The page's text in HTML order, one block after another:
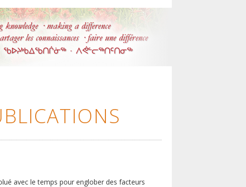
avec le temps pour englober des facteurs